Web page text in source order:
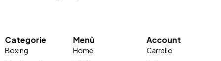
Categorie
Boxing
Menù
Home
Account
Carrello